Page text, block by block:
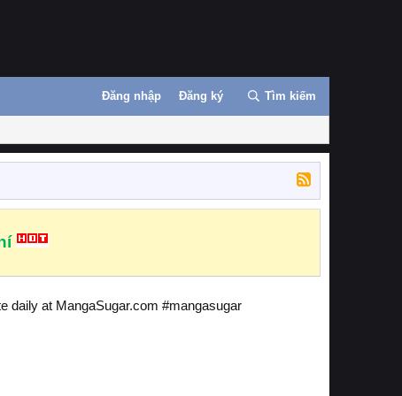
Đăng nhập Đăng ký Tìm kiếm
daily at MangaSugar.com #mangasugar